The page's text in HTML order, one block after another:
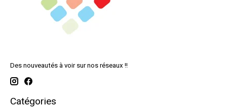
Des nouveautés à voir sur nos réseaux !!
Catégories